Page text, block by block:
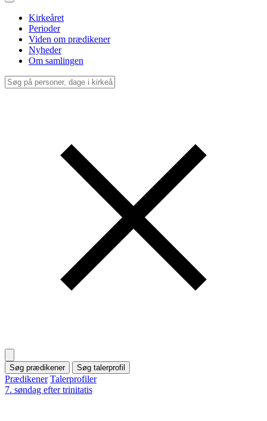
Kirkeåret
Perioder
Viden om prædikener
Nyheder
Om samlingen
Søg prædikener Søg talerprofil
Prædikener Talerprofiler
7. søndag efter trinitatis